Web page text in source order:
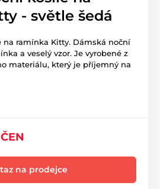
- světle šedá
na ramínka Kitty. Dámská noční
a veselý vzor. Je vyrobené z
materiálu, který je příjemný na
na prodejce